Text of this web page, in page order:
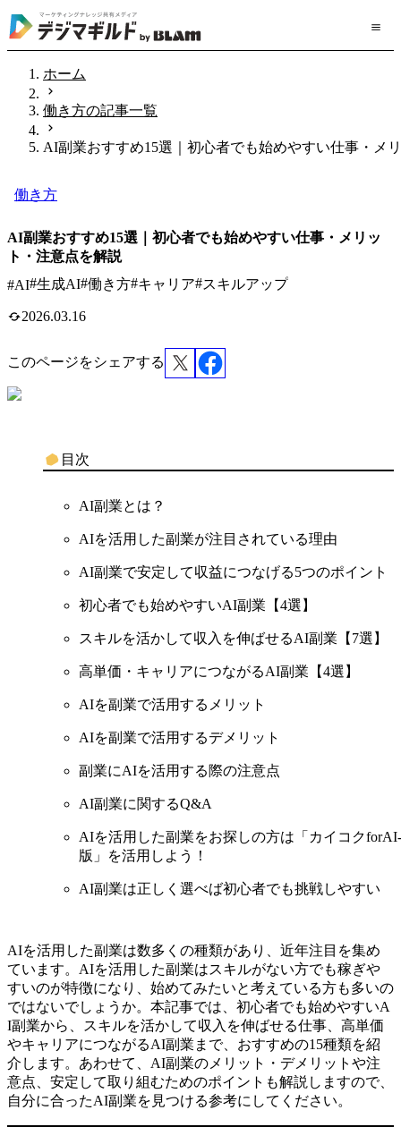
ホーム
働き方の記事一覧
AI副業おすすめ15選｜初心者でも始めやすい仕事・メ
働き方
AI副業おすすめ15選｜初心者でも始めやすい仕事・メリッ
ト・注意点を解説
#AI#生成AI#働き方#キャリア#スキルアップ
2026.03.16
このページをシェアする
目次
AI副業とは？
AIを活用した副業が注目されている理由
AI副業で安定して収益につなげる5つのポイント
初心者でも始めやすいAI副業【4選】
スキルを活かして収入を伸ばせるAI副業【7選】
高単価・キャリアにつながるAI副業【4選】
AIを副業で活用するメリット
AIを副業で活用するデメリット
副業にAIを活用する際の注意点
AI副業に関するQ&A
AIを活用した副業をお探しの方は「カイコク
版」を活用しよう！
AI副業は正しく選べば初心者でも挑戦しやすい
AIを活用した副業は数多くの種類があり、近年注目を集め
ています。AIを活用した副業はスキルがない方でも稼ぎや
すいのが特徴になり、始めてみたいと考えている方も多いの
ではないでしょうか。本記事では、初心者でも始めやすいA
I副業から、スキルを活かして収入を伸ばせる仕事、高単価
やキャリアにつながるAI副業まで、おすすめの15種類を紹
介します。あわせて、AI副業のメリット・デメリットや注
意点、安定して取り組むためのポイントも解説しますので、
自分に合ったAI副業を見つける参考にしてください。